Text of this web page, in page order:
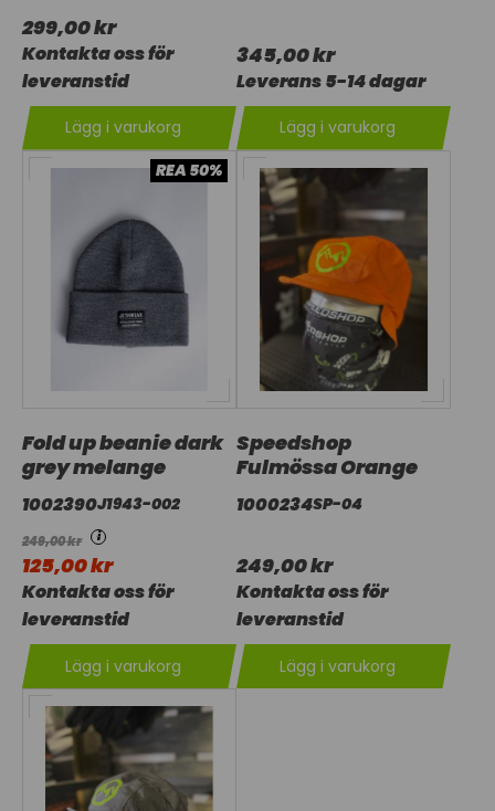
299,00 kr
Kontakta oss för
leveranstid
Lägg i varukorg
345,00 kr
Leverans 5-14 dagar
Lägg i varukorg
REA 50%
Fold up beanie dark
grey melange
1002390J1943-002
249,00 kr i
125,00 kr
Kontakta oss för
leveranstid
Lägg i varukorg
Speedshop
Fulmössa Orange
1000234SP-04
249,00 kr
Kontakta oss för
leveranstid
Lägg i varukorg